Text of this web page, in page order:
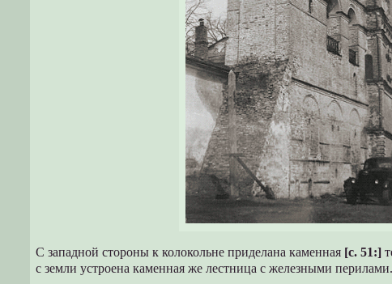
С западной стороны к колокольне приделана каменная [c. 51:]
с земли устроена каменная же лестница с железными перилами.